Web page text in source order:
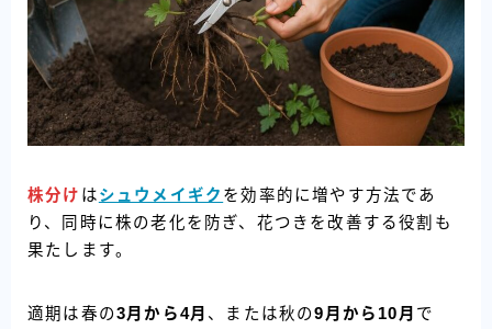
株分け はシュウメイギク を効率的に増やす方法であ
り、同時に株の老化を防ぎ、花つきを改善する役割も
果たします。
適期は春の3月から4月 、または秋の9月から10月 で